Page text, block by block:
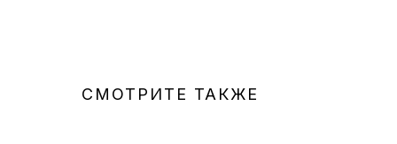
СМОТРИТЕ ТАКЖЕ